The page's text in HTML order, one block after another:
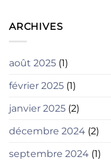
ARCHIVES
août 2025 (1)
février 2025 (1)
janvier 2025 (2)
décembre 2024 (2)
septembre 2024 (1)